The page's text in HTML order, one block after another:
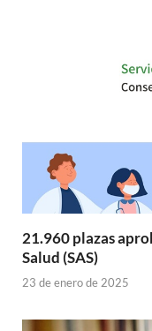
21.960 plazas
Salud (SAS)
23 de enero de 2025